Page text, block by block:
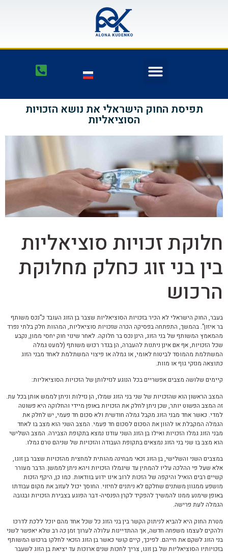
תפיסת החוק הישראלי את נושא הזכויות
הסוציאליות
חלוקת זכויות סוציאליות
בין בני זוג כחלק מחלוקת
הרכוש
בעבר, החוק הישראלי לא הכיר בזכויות הסוציאליות שצבר בן הזוג העובד כ”נכס משותף
בר איזון”. בהמשך, התפתחה בפסיקה הכרה שזכויות סוציאליות, המהוות חלק בלתי נפרד
מהמאמץ המשותף של בני הזוג, הינן נכס בר חלוקה. לאחר שינוי חוק יחסי ממון, נקבע
שכל הזכויות, אף אם אינן ניתנות להעברה, הן בגדר רכוש משותף (למעט גמלה
המשתלמת מהמוסד לביטוח לאומי, או גמלה או פיצוי המשתלמת לאחד מבני הזוג
כתוצאה מנזקי גוף או מוות.
קיימים שלושה מצבים אפשריים בכל הנוגע לנזילותן של הזכויות הסוציאליות:
המצב הראשון הוא שהזכויות של שני בני הזוג שמלו, הן נזילות וניתן לממש אותן בכל עת.
זה המצב הפשוט יותר, שכן ניתן לחלק את הזכויות באופן מיידי והחלוקה היא פשוטה
למדי. כאשר אחד מבני הזוג מקבל גמלה חודשית ולא סכום חד פעמי, יש לחלק את
הגמלה המקבלת או להוון את הסכום לסכום חד פעמי. המצב השני הוא מצב בו לאחד
מבני הזוג גמלו הזכויות ואילו בן הזוג השני עודנו נמצא בתקופת הצבירה. המצב השלישי
הוא מצב בו שני בני הזוג נמצאים בתקופת העבודה והזכויות של שניהם טרם גמלו.
במצבים השני והשלישי, בן הזוג זכאי מבחינה מהותית למחצית מהזכויות שצבר בן זוגו,
אלא שעל פי ההלכה עליו להמתין עד שיגמלו הזכויות ויהא ניתן לממשן. הדבר מעורר
קשיים רבים הואיל והיקפה של הזכות לרוב אינו ידוע בוודאות. כמו כן, היקף הזכות
מושפע ממגוון משתנים שחלקם לא ניתנים לחיזוי. החוסך יכול לעזוב את מקום עבודתו
באופן שימנע ממנו להמשיך להפקיד לקרן הפנסיה- דבר הפוגע בצבירת הזכויות ובגובה
הגמלה לעת פרישה.
מטרת החוק היא להביא לניתוק הקשר בין בני הזוג כל שכל אחד מהם יוכל ללכת לדרכו
ולהקים לעצמו משפחה חדשה, אך ההתדיינות עלולה לערוך זמן כה רב שלא יאפשר לשני
בני הזוג לשקם את חייהם. לפיכך, קיים קושי כאשר בן הזוג הזכאי לחלקו ברכוש המשותף
בזכויותיו הסוציאליות של בן זוגו, צריך לחכות שנים ארוכות עד יציאת בן הזוג לשעבר